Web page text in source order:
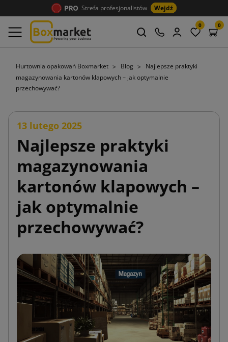
Strefa profesjonalistów Wejdź
0 0
Hurtownia opakowań Boxmarket Blog
Najlepsze praktyki
magazynowania kartonów klapowych – jak optymalnie
przechowywać?
13 lutego 2025
Najlepsze praktyki
magazynowania
kartonów klapowych –
jak optymalnie
przechowywać?